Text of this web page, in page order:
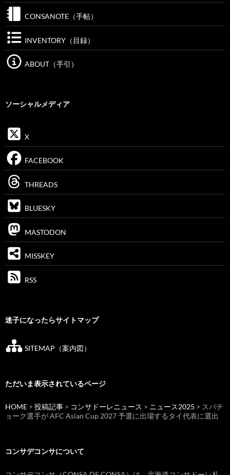
CONSANOTE（手帖）
INVENTORY（目録）
ABOUT（手引）
ソーシャルメディア
X
FACEBOOK
THREADS
BLUESKY
MASTODON
MISSKEY
RSS
迷子になったらサイトマップ
SITEMAP（案内図）
ただいま表示されているページ
HOME > 投稿記事 > コンサドーレニュース > ニュース2025 > スパチ
ョーク選手が AFC Asian Cup 2027 予選に出場するタイ代表に選出
コンサデコンサについて